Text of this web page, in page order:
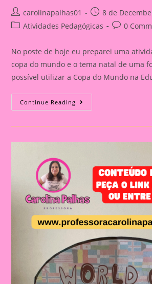
Post
author:
carolinapalhas01
Post
published:
8 de
PostAtividades Pedagógicas
Post0
No poste de hoje eu preparei uma
copa do mundo e o tema natal de uma
possível utilizar a Copa do Mundo na
Continue Reading Atividade
Natal